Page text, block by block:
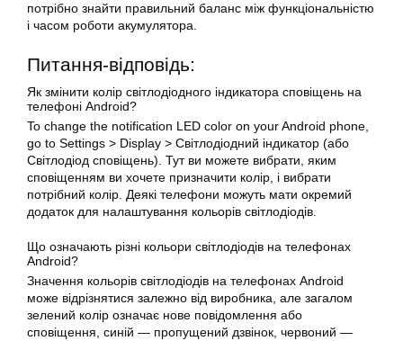
потрібно знайти правильний баланс між функціональністю
і часом роботи акумулятора.
Питання-відповідь:
Як змінити колір світлодіодного індикатора сповіщень на
телефоні Android?
To change the notification LED color on your Android phone,
go to Settings > Display > Світлодіодний індикатор (або
Світлодіод сповіщень). Тут ви можете вибрати, яким
сповіщенням ви хочете призначити колір, і вибрати
потрібний колір. Деякі телефони можуть мати окремий
додаток для налаштування кольорів світлодіодів.
Що означають різні кольори світлодіодів на телефонах
Android?
Значення кольорів світлодіодів на телефонах Android
може відрізнятися залежно від виробника, але загалом
зелений колір означає нове повідомлення або
сповіщення, синій — пропущений дзвінок, червоний —